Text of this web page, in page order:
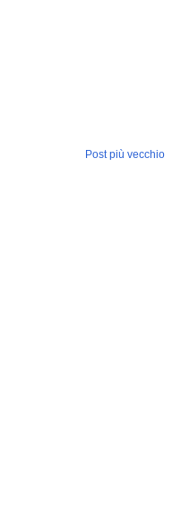
Post più vecchio